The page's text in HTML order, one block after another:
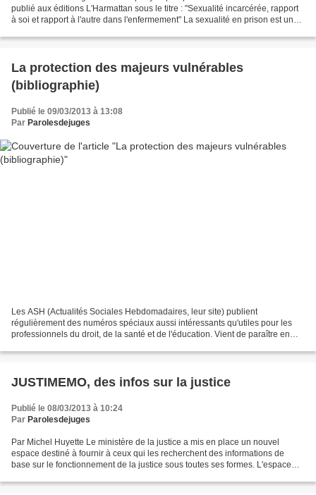
publié aux éditions L'Harmattan sous le titre : "Sexualité incarcérée, rapport
à soi et rapport à l'autre dans l'enfermement" La sexualité en prison est un
La protection des majeurs vulnérables
(bibliographie)
Publié le 09/03/2013 à 13:08
Par Parolesdejuges
Les ASH (Actualités Sociales Hebdomadaires, leur site) publient
régulièrement des numéros spéciaux aussi intéressants qu'utiles pour les
professionnels du droit, de la santé et de l'éducation. Vient de paraître en
JUSTIMEMO, des infos sur la justice
Publié le 08/03/2013 à 10:24
Par Parolesdejuges
Par Michel Huyette Le ministère de la justice a mis en place un nouvel
espace destiné à fournir à ceux qui les recherchent des informations de
base sur le fonctionnement de la justice sous toutes ses formes. L'espace